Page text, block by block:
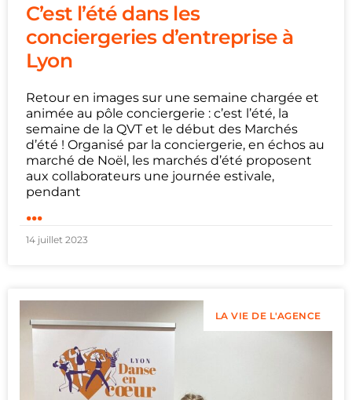
C’est l’été dans les
conciergeries d’entreprise à
Lyon
Retour en images sur une semaine chargée et
animée au pôle conciergerie : c’est l’été, la
semaine de la QVT et le début des Marchés
d’été ! Organisé par la conciergerie, en échos au
marché de Noël, les marchés d’été proposent
aux collaborateurs une journée estivale,
pendant
...
14 juillet 2023
LA VIE DE L'AGENCE